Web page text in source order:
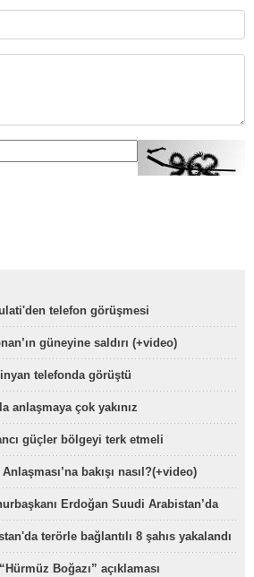
telefon görüşmesi
güneyine saldırı (+video)
telefonda görüştü
anlaşmaya çok yakınız
güçler bölgeyi terk etmeli
Anlaşması’na bakışı nasıl?(+video)
Erdoğan Suudi Arabistan’da
terörle bağlantılı 8 şahıs yakalandı
Boğazı” açıklaması